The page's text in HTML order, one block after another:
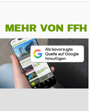
MEHR VON FFH